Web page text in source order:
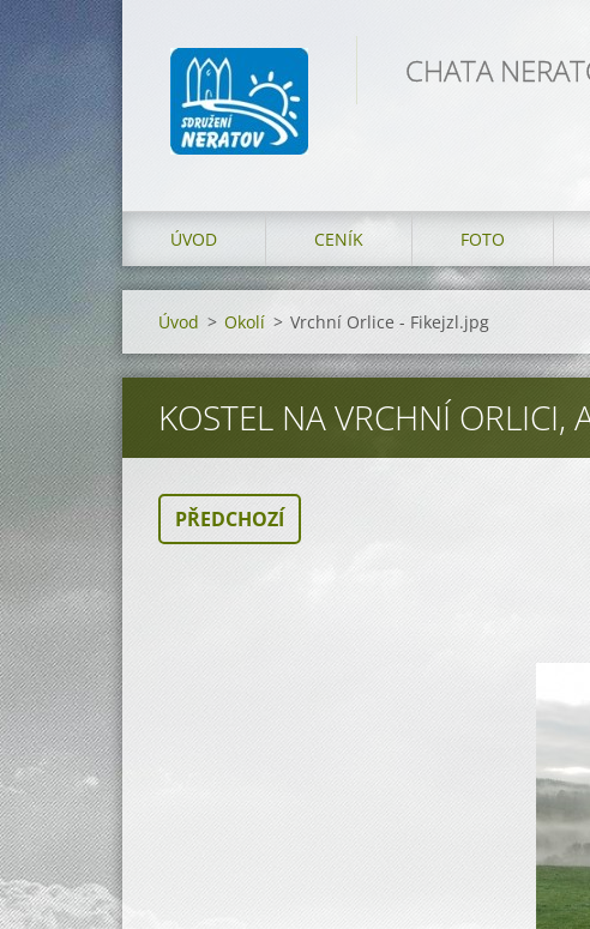
CHATA
ÚVOD CENÍK FOTO
Úvod > Okolí > Vrchní Orlice - Fikejzl.jpg
KOSTEL NA VRCHNÍ ORLICI,
PŘEDCHOZÍ